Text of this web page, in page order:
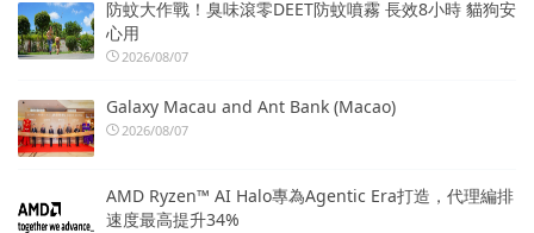
防蚊大作戰！臭味滾零DEET防蚊噴霧 長效8小時 貓狗安
心用
2026/08/07
Galaxy Macau and Ant Bank (Macao)
2026/08/07
AMD Ryzen™ AI Halo專為Agentic Era打造，代理編排
速度最高提升34%